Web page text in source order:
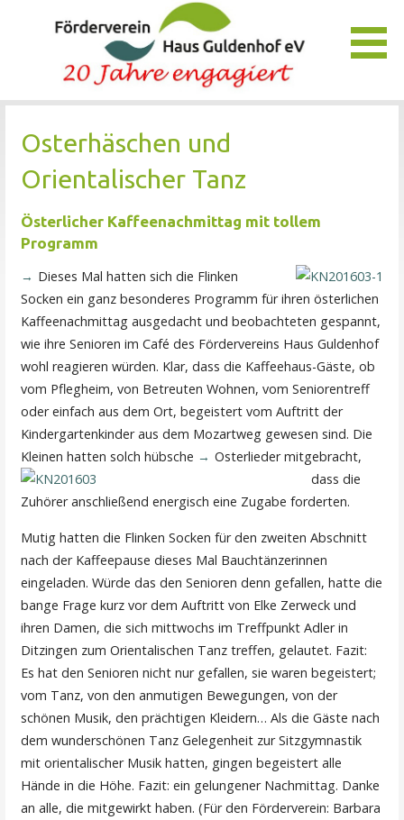
Unser Verein bietet Interessierten viele Möglichkeiten, das
Pflegezentrum Haus Guldenhof zu unterstützen und zu
fördern.
Osterhäschen und
Orientalischer Tanz
Österlicher Kaffeenachmittag mit tollem
Programm
Dieses Mal hatten sich die Flinken
Socken ein ganz besonderes Programm für ihren österlichen
Kaffeenachmittag ausgedacht und beobachteten gespannt,
wie ihre Senioren im Café des Fördervereins Haus Guldenhof
wohl reagieren würden. Klar, dass die Kaffeehaus-Gäste, ob
vom Pflegheim, von Betreuten Wohnen, vom Seniorentreff
oder einfach aus dem Ort, begeistert vom Auftritt der
Kindergartenkinder aus dem Mozartweg gewesen sind. Die
Kleinen hatten solch hübsche
Osterlieder mitgebracht,
dass die
Zuhörer anschließend energisch eine Zugabe forderten.
Mutig hatten die Flinken Socken für den zweiten Abschnitt
nach der Kaffeepause dieses Mal Bauchtänzerinnen
eingeladen. Würde das den Senioren denn gefallen, hatte die
bange Frage kurz vor dem Auftritt von Elke Zerweck und
ihren Damen, die sich mittwochs im Treffpunkt Adler in
Ditzingen zum Orientalischen Tanz treffen, gelautet. Fazit:
Es hat den Senioren nicht nur gefallen, sie waren begeistert;
vom Tanz, von den anmutigen Bewegungen, von der
schönen Musik, den prächtigen Kleidern… Als die Gäste nach
dem wunderschönen Tanz Gelegenheit zur Sitzgymnastik
mit orientalischer Musik hatten, gingen begeistert alle
Hände in die Höhe. Fazit: ein gelungener Nachmittag. Danke
an alle, die mitgewirkt haben. (Für den Förderverein: Barbara